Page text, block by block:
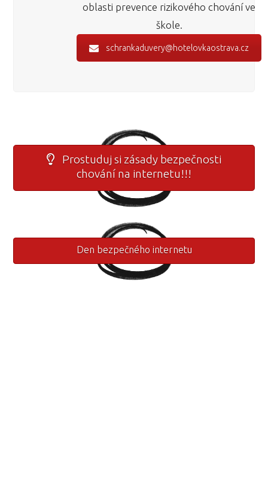
oblasti prevence rizikového chování ve
škole.
schrankaduvery@hotelovkaostrava.cz
Prostuduj si zásady bezpečnosti
chování na internetu!!!
Den bezpečného internetu